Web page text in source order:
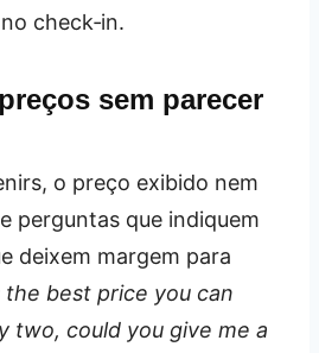
check‑in.
sem parecer
o preço exibido nem
perguntas que indiquem
deixem margem para
the best price you can
two, could you give me a